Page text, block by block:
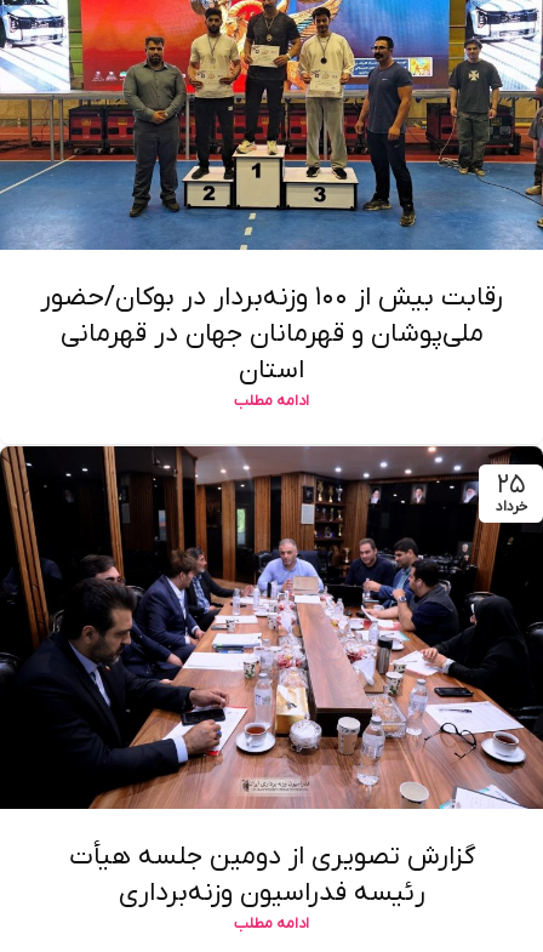
رقابت بیش از ۱۰۰ وزنه‌بردار در بوکان/حضور
ملی‌پوشان و قهرمانان جهان در قهرمانی
استان
ادامه مطلب
۲۵
خرداد
گزارش تصویری از دومین جلسه هیأت
رئیسه فدراسیون وزنه‌برداری
ادامه مطلب